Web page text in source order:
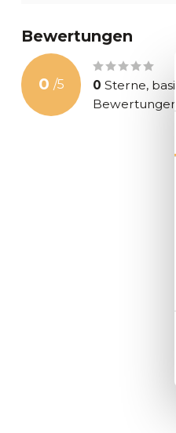
Bewertungen
0 /5 0 Sterne,
Bewertungen